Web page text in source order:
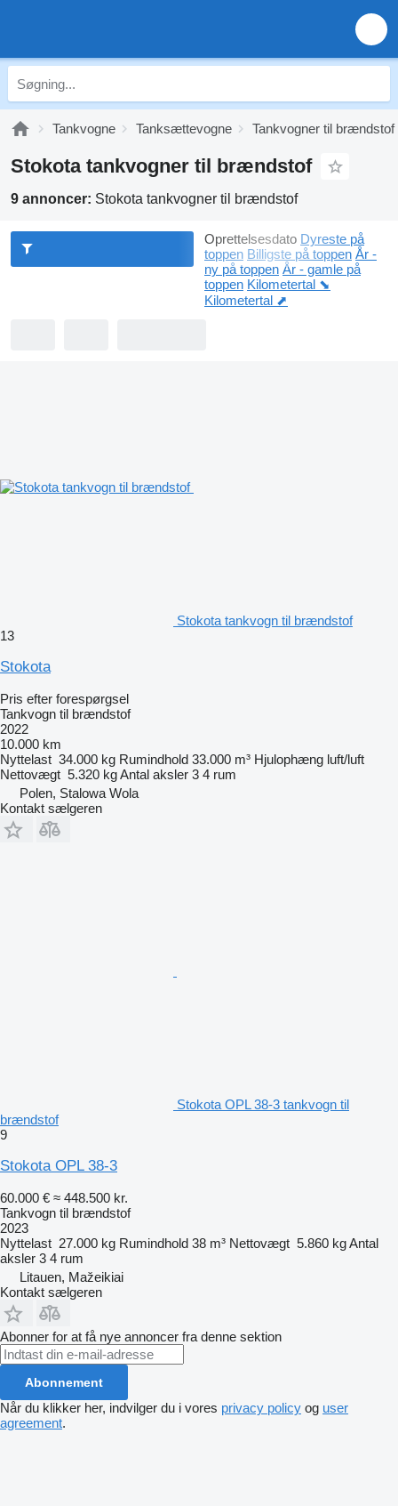
Tankvogne Tanksættevogne Tankvogner til brændstof
Stokota tankvogner til brændstof
9 annoncer: Stokota tankvogner til brændstof
Oprettelsesdato Dyreste på
toppen Billigste på toppen År -
ny på toppen År - gamle på
toppen Kilometertal ⬊
Kilometertal ⬈
Stokota tankvogn til brændstof
13
Stokota
Pris efter forespørgsel
Tankvogn til brændstof
2022
10.000 km
Nyttelast 34.000 kg Rumindhold 33.000 m³ Hjulophæng luft/luft
Nettovægt 5.320 kgAntal aksler 3 4 rum
Polen, Stalowa Wola
Kontakt sælgeren
Stokota OPL 38-3 tankvogn til
brændstof
9
Stokota OPL 38-3
60.000 € ≈ 448.500 kr.
Tankvogn til brændstof
2023
Nyttelast 27.000 kg Rumindhold 38 m³ Nettovægt 5.860 kgAntal
aksler 3 4 rum
Litauen, Mažeikiai
Kontakt sælgeren
Abonner for at få nye annoncer fra denne sektion
Abonnement
Når du klikker her, indvilger du i vores privacy policy og user
agreement.